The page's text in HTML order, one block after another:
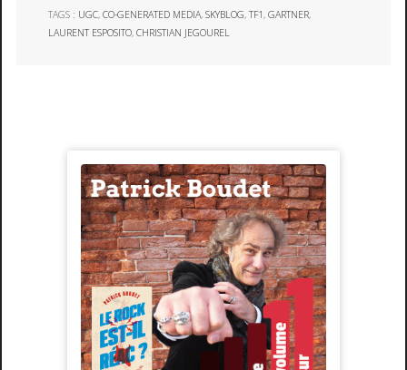
TAGS : UGC,CO-GENERATED MEDIA,SKYBLOG,TF1 ,GARTNER,
LAURENT ESPOSITO,CHRISTIAN JEGOUREL